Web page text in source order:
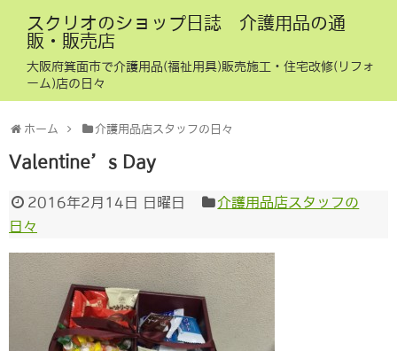
スクリオのショップ日誌 介護用品の通
販・販売店
大阪府箕面市で介護用品(福祉用具)販売施工・住宅改修(リフォ
ーム)店の日々
ホーム 介護用品店スタッフの日々
Valentine’s Day
2016年2月14日 日曜日
介護用品店スタッフの
日々